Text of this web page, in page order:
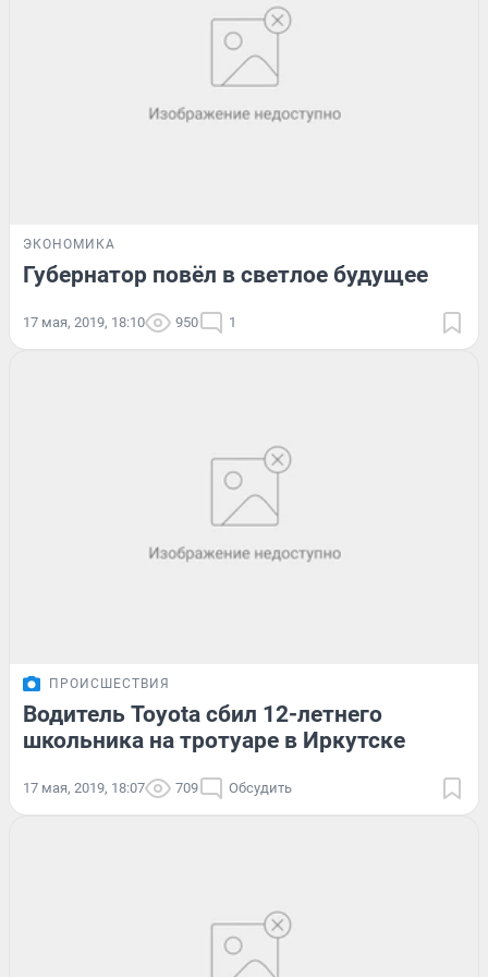
ЭКОНОМИКА
Губернатор повёл в светлое будущее
17 мая, 2019, 18:10 950 1
ПРОИСШЕСТВИЯ
Водитель Toyota сбил 12-летнего
школьника на тротуаре в Иркутске
17 мая, 2019, 18:07 709 Обсудить